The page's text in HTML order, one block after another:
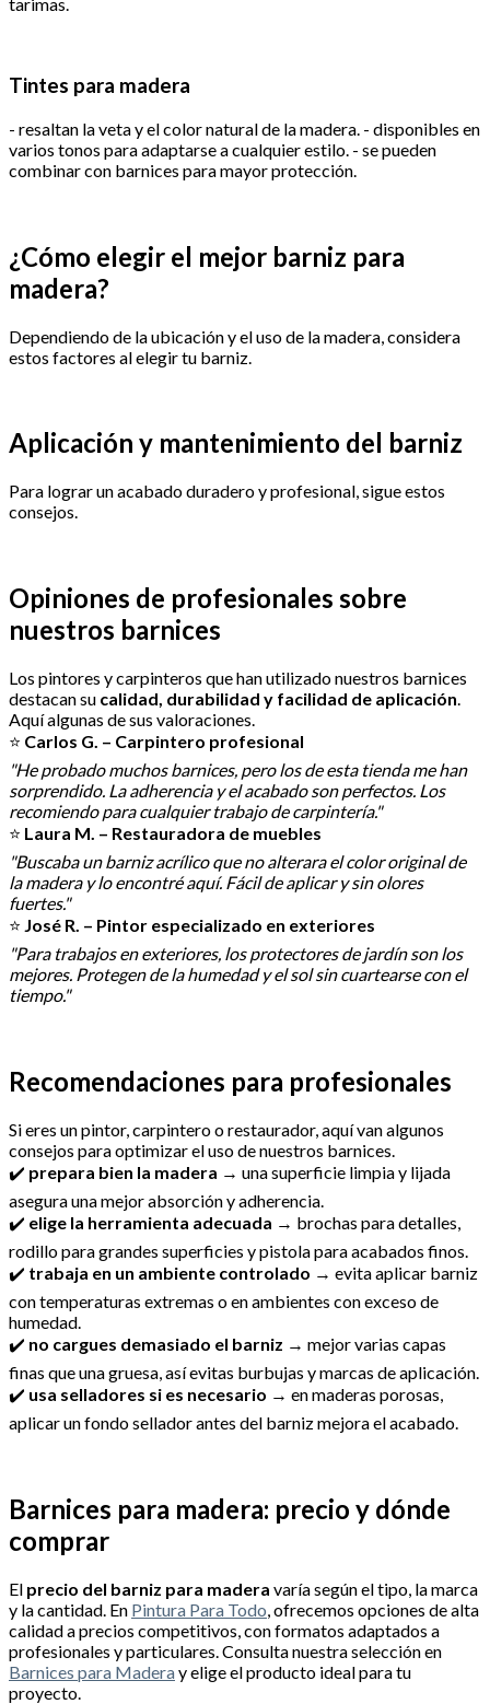
Tintes para madera
- resaltan la veta y el color natural de la madera. - disponibles en
varios tonos para adaptarse a cualquier estilo. - se pueden
combinar con barnices para mayor protección.
¿Cómo elegir el mejor barniz para
madera?
Dependiendo de la ubicación y el uso de la madera, considera
estos factores al elegir tu barniz.
Aplicación y mantenimiento del barniz
Para lograr un acabado duradero y profesional, sigue estos
consejos.
Opiniones de profesionales sobre
nuestros barnices
Los pintores y carpinteros que han utilizado nuestros barnices
destacan su calidad, durabilidad y facilidad de aplicación.
Aquí algunas de sus valoraciones.
⭐ Carlos G. – Carpintero profesional
"He probado muchos barnices, pero los de esta tienda me han
sorprendido. La adherencia y el acabado son perfectos. Los
recomiendo para cualquier trabajo de carpintería."
⭐ Laura M. – Restauradora de muebles
"Buscaba un barniz acrílico que no alterara el color original de
la madera y lo encontré aquí. Fácil de aplicar y sin olores
fuertes."
⭐ José R. – Pintor especializado en exteriores
"Para trabajos en exteriores, los protectores de jardín son los
mejores. Protegen de la humedad y el sol sin cuartearse con el
tiempo."
Recomendaciones para profesionales
Si eres un pintor, carpintero o restaurador, aquí van algunos
consejos para optimizar el uso de nuestros barnices.
✔️ prepara bien la madera → una superficie limpia y lijada
asegura una mejor absorción y adherencia.
✔️ elige la herramienta adecuada → brochas para detalles,
rodillo para grandes superficies y pistola para acabados finos.
✔️ trabaja en un ambiente controlado → evita aplicar barniz
con temperaturas extremas o en ambientes con exceso de
humedad.
✔️ no cargues demasiado el barniz → mejor varias capas
finas que una gruesa, así evitas burbujas y marcas de aplicación.
✔️ usa selladores si es necesario → en maderas porosas,
aplicar un fondo sellador antes del barniz mejora el acabado.
Barnices para madera: precio y dónde
comprar
El precio del barniz para madera varía según el tipo, la marca
y la cantidad. En Pintura Para Todo , ofrecemos opciones de alta
calidad a precios competitivos, con formatos adaptados a
profesionales y particulares. Consulta nuestra selección en
Barnices para Maderay elige el producto ideal para tu
proyecto.